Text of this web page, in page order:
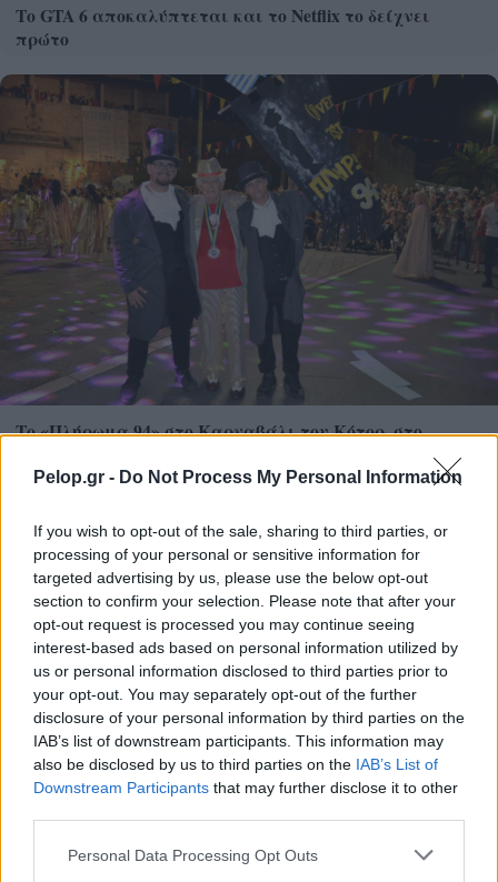
Pelop.gr - Do Not Process My Personal Information
If you wish to opt-out of the sale, sharing to third parties, or
processing of your personal or sensitive information for
targeted advertising by us, please use the below opt-out
section to confirm your selection. Please note that after your
opt-out request is processed you may continue seeing
interest-based ads based on personal information utilized by
us or personal information disclosed to third parties prior to
your opt-out. You may separately opt-out of the further
disclosure of your personal information by third parties on the
IAB’s list of downstream participants. This information may
also be disclosed by us to third parties on the IAB’s List of
Downstream Participants that may further disclose it to other
Please note that this website/app uses one or more Google
Personal Data Processing Opt Outs
Το GTA 6 αποκαλύπτεται και το Netflix το δείχνει
πρώτο
Το «Πλήρωμα 94» στο Καρναβάλι του Κότορ, στο
«Φίλτρο» της ΑΑΔΕ στις τραπεζικές καταθέσεις: Πότε
το χαρτζιλίκι και οι αναλήψεις θεωρούνται κρυφή